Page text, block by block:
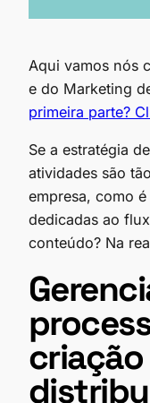
Aqui vamos nós
e do Marketing
primeira parte?
Se a estratégia
atividades são
empresa, como
dedicadas ao
conteúdo? Na
criação